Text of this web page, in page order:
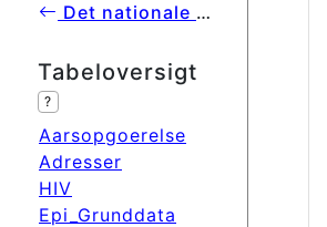
Det nationale meldesystem for individuelt anmeldelsespligtige sygdomme på Statens Serum Institut
Tabeloversigt
?
Aarsopgoerelse
Adresser
HIV
Epi_Grunddata